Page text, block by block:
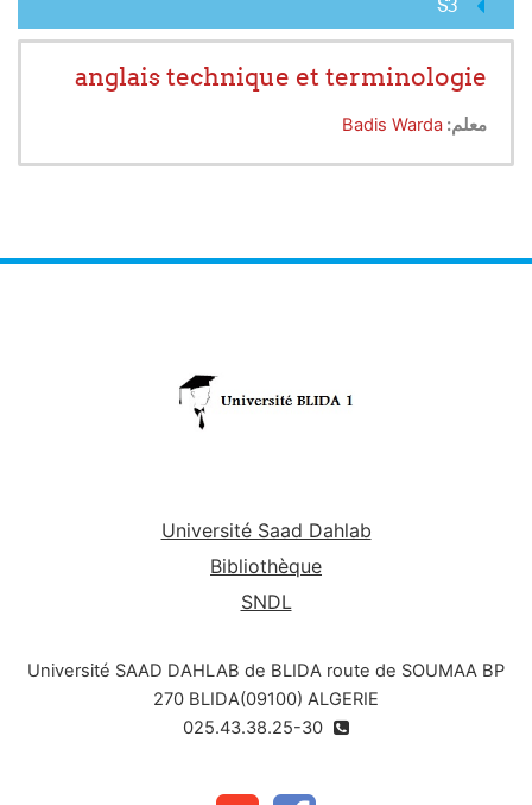
anglais technique et terminologie
معلم: Badis Warda
Université Saad Dahlab
Bibliothèque
SNDL
Université SAAD DAHLAB de BLIDA route de SOUMAA BP
270 BLIDA(09100) ALGERIE